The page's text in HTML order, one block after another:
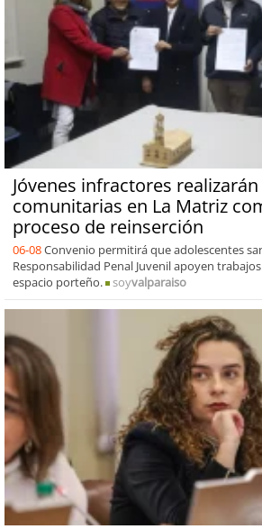
Jóvenes infractores
comunitarias en La Matriz
proceso de reinserción
06-08Convenio permitirá que adolescentes
Responsabilidad Penal Juvenil apoyen
espacio porteño.
soyvalparaiso